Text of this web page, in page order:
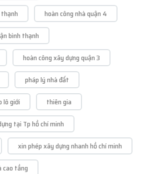
hoàn công nhà quận 4
bình thạnh
hoàn công xây dựng quận 3
pháp lý nhà đất
lô giới
thiên gia
tại Tp hồ chí minh
xin phép xây dựng nhanh hồ chí minh
cao tầng